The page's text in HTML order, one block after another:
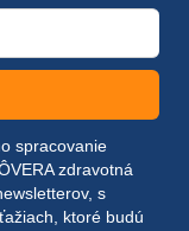
spracovanie
zdravotná
s
ktoré budú